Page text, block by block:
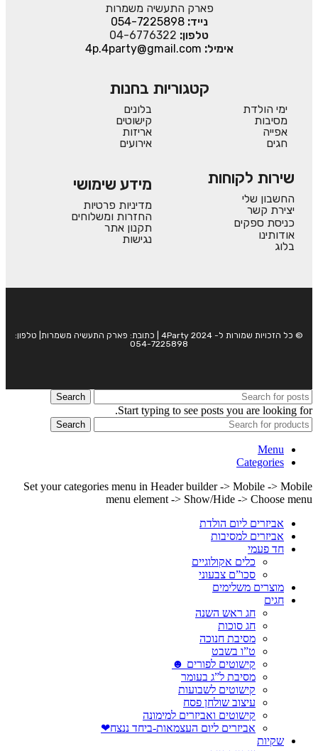
פארק התעשיה משמרות
נייד:054-7225898
טלפון: 04-6776322
אימיל: 4p.4party@gmail.com
קטגוריות בחנות
ימי הולדת
מסיבות
אפייה
חגים
בלונים
קישוטים
אריזות
אירועים
שירות לקוחות
החשבון שלי
יצירת קשר
כניסת ספקים
אודותינו
בלוג
מידע שימושי
מדיניות פרטיות
החזרות ומשלוחים
תקנון אתר
נגישות
© כל הזכויות שמורות ל- 4Party 2024 | כתובת: פארק התעשיה משמרות| טלפון:
054-7225898
Search
Start typing to see posts you are looking for.
Search
Menu
Categories
Set your categories menu in Header builder -> Mobile -> Mobile
menu element -> Show/Hide -> Choose menu
אביזרים ליום הולדת
אביזרים למסיבות
חד פעמי
כלים אקולוגיים
סכו”ם צבעוני
מוצרים משלימים
חגים
חג ראש השנה
חג סוכות
מסיבת חנוכה
ט”ו בשבט
קישוטים לפורים ☻
מסיבת ל”ג בעומר
קישוטים לשבועות
עיצוב שולחן פסח
קישוטים ואביזרים למימונה
אביזרים ליום העצמאות-ביחד ננצח❤
שקיות